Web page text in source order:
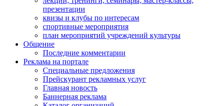
презентации
квизы и клубы по интересам
спортивные мероприятия
план мероприятий учреждений культуры
Общение
Последние комментарии
Реклама на портале
Специальные предложения
Прейскурант рекламных услуг
Главная новость
Баннерная реклама